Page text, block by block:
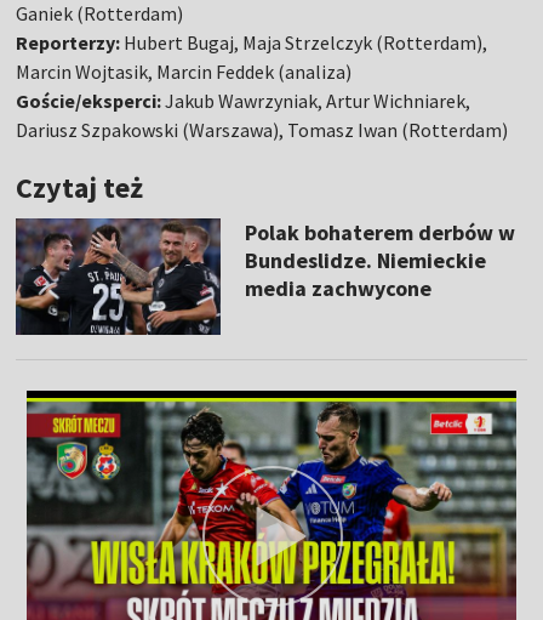
Ganiek (Rotterdam)
Reporterzy: Hubert Bugaj, Maja Strzelczyk (Rotterdam),
Marcin Wojtasik, Marcin Feddek (analiza)
Goście/eksperci:Jakub Wawrzyniak, Artur Wichniarek,
Dariusz Szpakowski (Warszawa), Tomasz Iwan (Rotterdam)
Czytaj też
Polak bohaterem derbów w
Bundeslidze. Niemieckie
media zachwycone